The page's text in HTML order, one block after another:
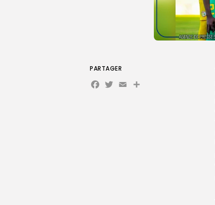
PARTAGER
Facebook
Twitter
EmailPartager